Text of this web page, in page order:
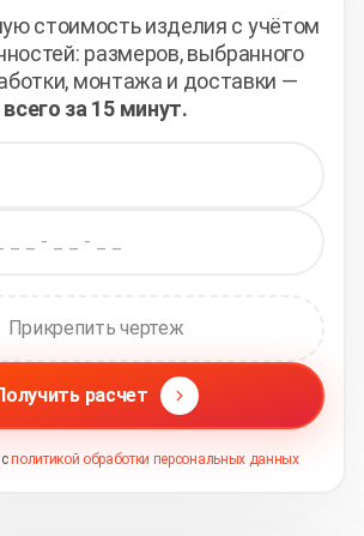
стоимость изделия с учётом
размеров, выбранного
монтажа и доставки —
всего за 15 минут.
Прикрепить чертеж
расчет
сполитикой обработки персональных данных